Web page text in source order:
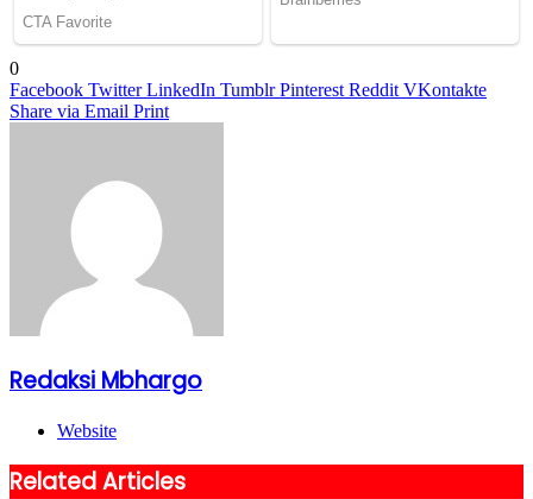
0
Facebook Twitter LinkedIn Tumblr Pinterest Reddit VKontakte
Share via Email Print
Redaksi Mbhargo
Website
Related Articles